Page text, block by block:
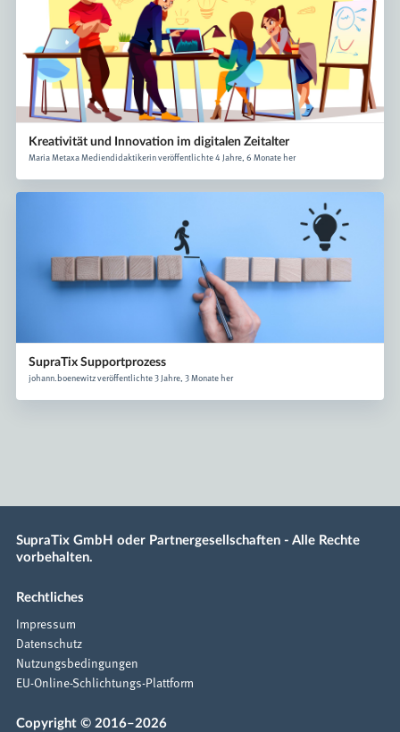
Kreativität und Innovation im digitalen Zeitalter
Maria Metaxa Mediendidaktikerin veröffentlichte 4 Jahre, 6 Monate her
SupraTix Supportprozess
johann.boenewitz veröffentlichte 3 Jahre, 3 Monate her
SupraTix GmbH oder Partnergesellschaften - Alle Rechte
vorbehalten.
Rechtliches
Impressum
Datenschutz
Nutzungsbedingungen
EU-Online-Schlichtungs-Plattform
Copyright © 2016–2026